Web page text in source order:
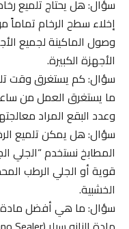
سؤال: هل يحتاج تلميع
إخلاء سطح الرخام تماماً
وصول الماكينة لجميع
الأجهزة الكبيرة.
سؤال: كم يستغرق وقت
وعدد البقع المراد معالجتها.
سؤال: هل يمكن تلميع
المطابخ نستخدم “الجلي
قوية أو الجلي الرطب
الخشبية.
سؤال: ما هي أفضل مادة